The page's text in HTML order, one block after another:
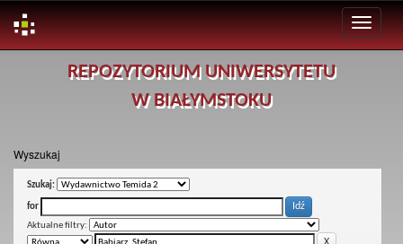
REPOZYTORIUM UNIWERSYTETU
W BIAŁYMSTOKU
Wyszukaj
Szukaj:
for
Aktualne filtry: